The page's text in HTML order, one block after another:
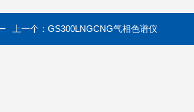
上一个：GS300LNGCNG气相色谱仪